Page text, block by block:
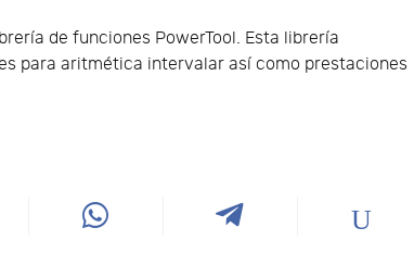
de funciones PowerTool. Esta librería
para aritmética intervalar así como prestaciones